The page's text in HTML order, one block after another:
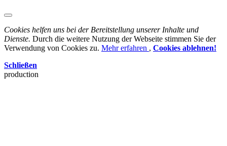
Cookies helfen uns bei der Bereitstellung unserer Inhalte und
Dienste. Durch die weitere Nutzung der Webseite stimmen Sie der
Verwendung von Cookies zu. Mehr erfahren , Cookies ablehnen!
Schließen
production